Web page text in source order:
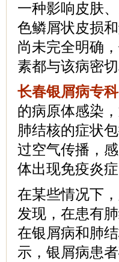
一种影响皮肤
色鳞屑状皮损
尚未完全明确
素都与该病密切
长春银屑病专
的病原体感染
肺结核的症状
过空气传播，
体出现免疫炎症
在某些情况下
发现，在患有
在银屑病和肺
示，银屑病患